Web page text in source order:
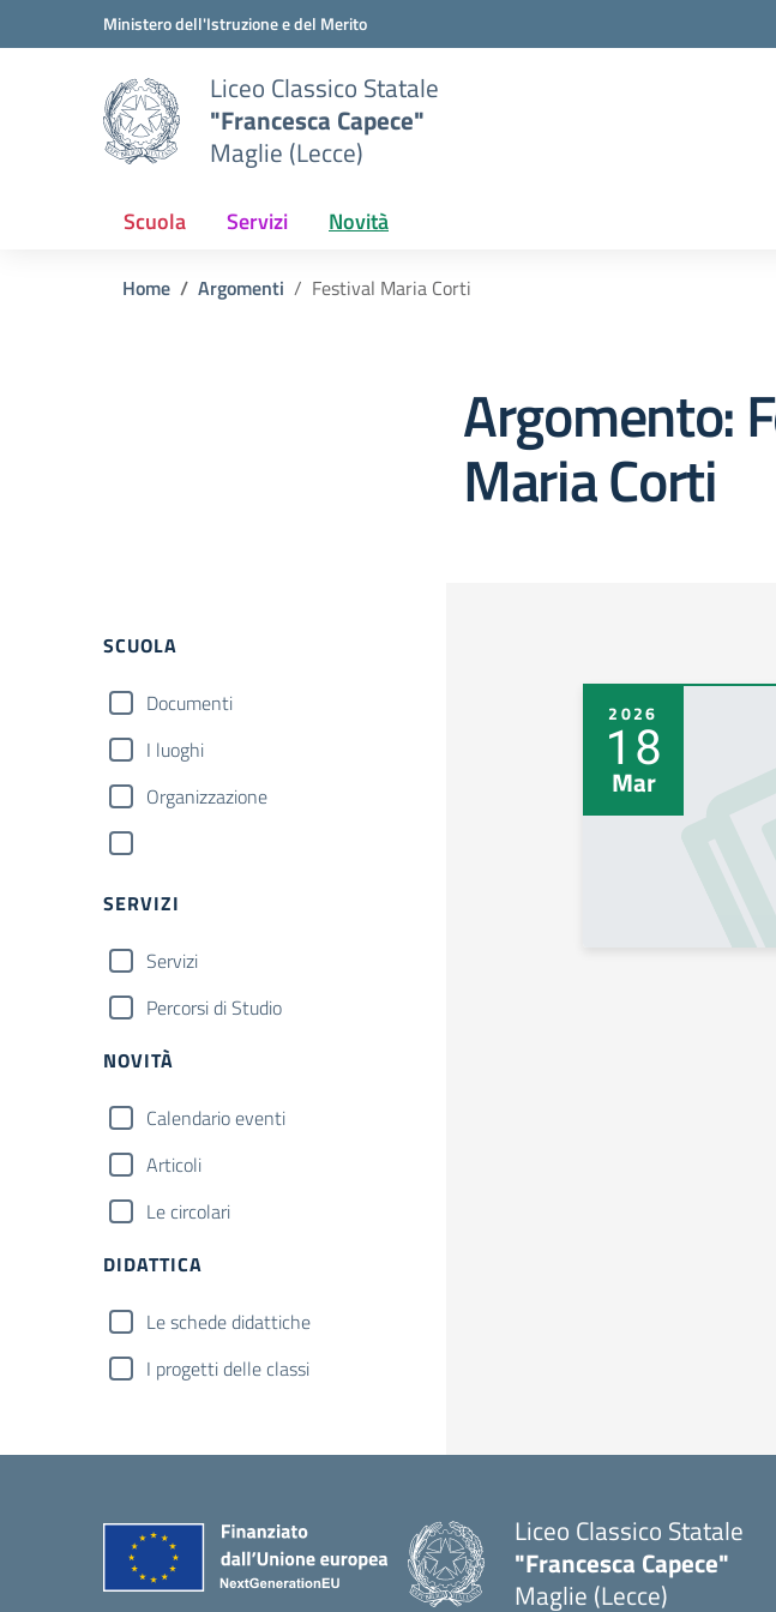
Vai ai contenuti
Vai al menu di navigazioneMinistero dell'Istruzione e del Merito
Liceo Classico Statale
"Francesca Capece"
Maglie (Lecce)
Scuola Servizi Novità
Home Argomenti Festival Maria Corti
Argomento:
Maria Corti
SCUOLA
Documenti
I luoghi
Organizzazione
SERVIZI
Servizi
Percorsi di Studio
NOVITÀ
Calendario eventi
Articoli
Le circolari
DIDATTICA
Le schede didattiche
I progetti delle classi
2026
18
Mar
Liceo Classico Statale
"Francesca Capece"
Maglie (Lecce)